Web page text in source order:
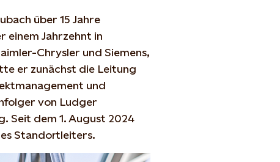
über 15 Jahre
einem Jahrzehnt in
Chrysler und Siemens,
er zunächst die Leitung
und
von Ludger
Seit dem 1. August 2024
Standortleiters.